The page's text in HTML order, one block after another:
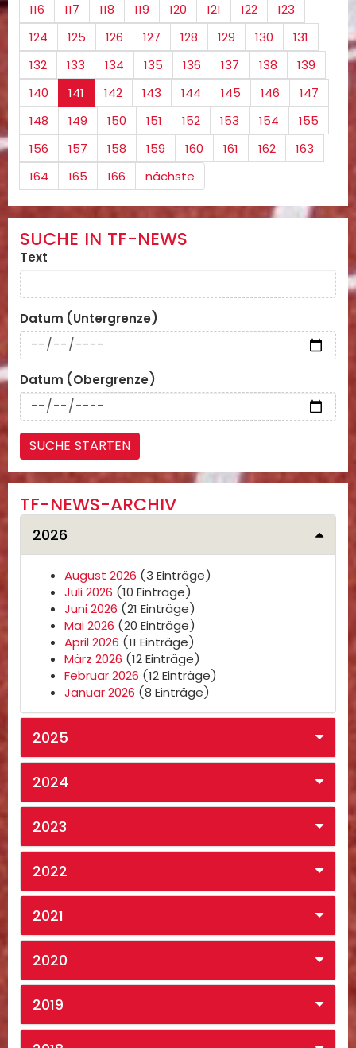
116
117 118 119 120 121 122
123
124
125 126 127 128 129 130
131
132
133 134 135 136 137 138
139
140
141 142 143 144 145 146
147
148
149 150 151 152 153 154
155
156
157 158 159 160 161 162
163
164
165 166 nächste
SUCHE IN TF-NEWS
Text
Datum (Untergrenze)
Datum (Obergrenze)
TF-NEWS-ARCHIV
2026
August 2026 (3 Einträge)
Juli 2026 (10 Einträge)
Juni 2026 (21 Einträge)
Mai 2026 (20 Einträge)
April 2026 (11 Einträge)
März 2026 (12 Einträge)
Februar 2026 (12 Einträge)
Januar 2026 (8 Einträge)
2025
2024
2023
2022
2021
2020
2019